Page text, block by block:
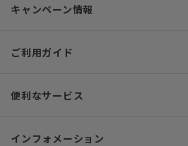
キャンペーン情報
ご利用ガイド
便利なサービス
インフォメーション